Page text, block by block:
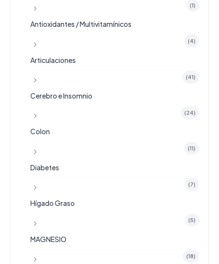
(1)
Antioxidantes / Multivitamínicos
(4)
Articulaciones
(41)
Cerebro e Insomnio
(24)
Colon
(11)
Diabetes
(7)
Hígado Graso
(5)
MAGNESIO
(18)